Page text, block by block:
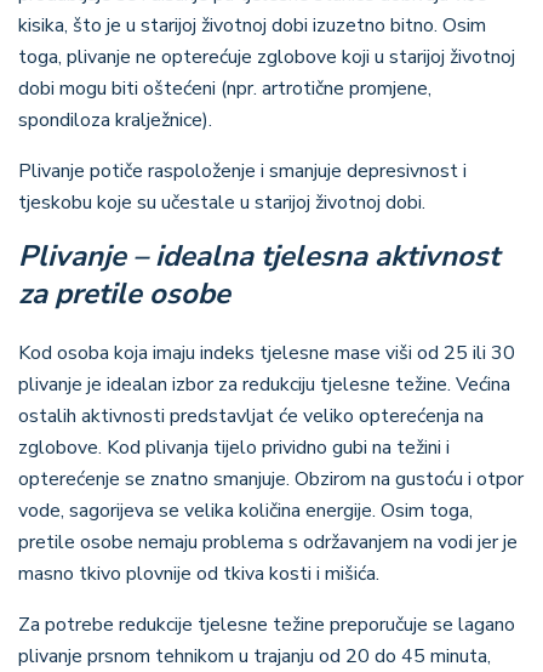
kisika, što je u starijoj životnoj dobi izuzetno bitno. Osim
toga, plivanje ne opterećuje zglobove koji u starijoj životnoj
dobi mogu biti oštećeni (npr. artrotične promjene,
spondiloza kralježnice).
Plivanje potiče raspoloženje i smanjuje depresivnost i
tjeskobu koje su učestale u starijoj životnoj dobi.
Plivanje – idealna tjelesna aktivnost
za pretile osobe
Kod osoba koja imaju indeks tjelesne mase viši od 25 ili 30
plivanje je idealan izbor za redukciju tjelesne težine. Većina
ostalih aktivnosti predstavljat će veliko opterećenja na
zglobove. Kod plivanja tijelo prividno gubi na težini i
opterećenje se znatno smanjuje. Obzirom na gustoću i otpor
vode, sagorijeva se velika količina energije. Osim toga,
pretile osobe nemaju problema s održavanjem na vodi jer je
masno tkivo plovnije od tkiva kosti i mišića.
Za potrebe redukcije tjelesne težine preporučuje se lagano
plivanje prsnom tehnikom u trajanju od 20 do 45 minuta,